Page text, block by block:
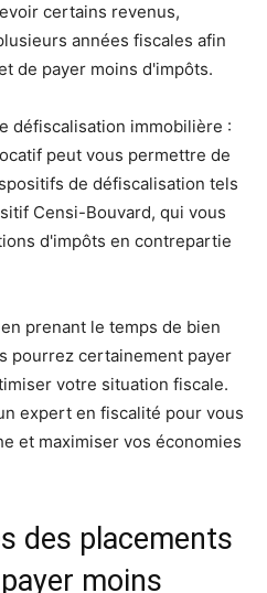
certains revenus,
années fiscales afin
de payer moins d'impôts.
défiscalisation immobilière :
peut vous permettre de
de défiscalisation tels
Censi-Bouvard, qui vous
d'impôts en contrepartie
prenant le temps de bien
pourrez certainement payer
votre situation fiscale.
expert en fiscalité pour vous
et maximiser vos économies
des placements
moins